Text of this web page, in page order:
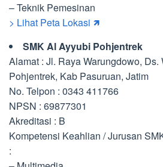
– Teknik Pemesinan
> Lihat Peta Lokasi 🡽
SMK Al Ayyubi Pohjentrek
Alamat : Jl. Raya Warungdowo,
Pohjentrek, Kab Pasuruan, Jatim
No. Telpon : 0343 411766
NPSN : 69877301
Akreditasi : B
Kompetensi Keahlian / Jurusan
: